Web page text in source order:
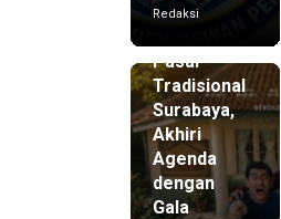
Redaksi
IKAPPI
Pasar
Tradisional
Surabaya,
Akhiri
Agenda
dengan
Gala